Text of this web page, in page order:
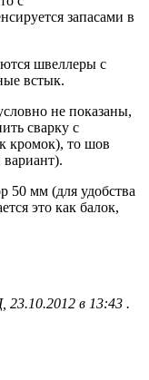
запасами в
швеллеры с
встык.
не показаны,
сварку с
кромок), то шов
50 мм (для удобства
это как балок,
23.10.2012 в 13:43 .